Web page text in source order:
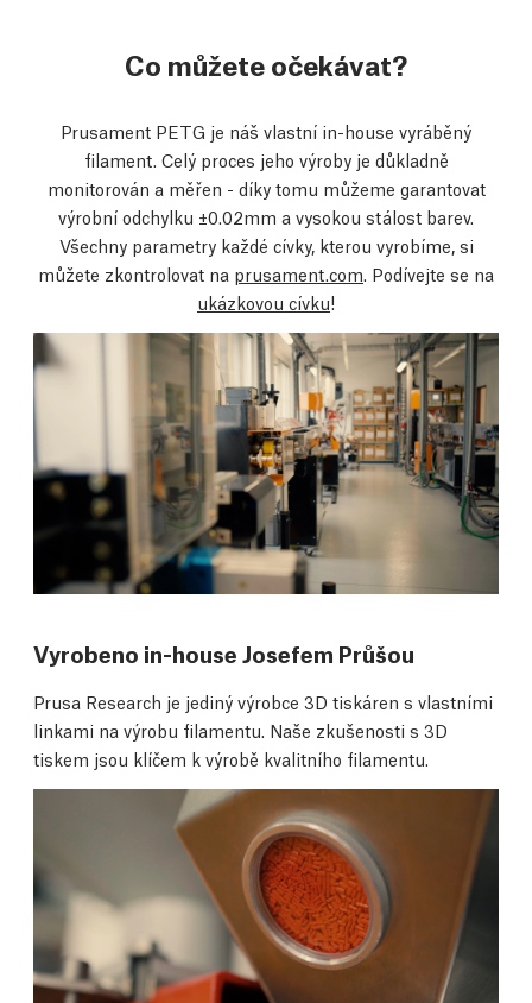
Co můžete očekávat?
Prusament PETG je náš vlastní in-house vyráběný
filament. Celý proces jeho výroby je důkladně
monitorován a měřen - díky tomu můžeme garantovat
výrobní odchylku ±0.02mm a vysokou stálost barev.
Všechny parametry každé cívky, kterou vyrobíme, si
můžete zkontrolovat na prusament.com . Podívejte se na
ukázkovou cívku!
Vyrobeno in-house Josefem Průšou
Prusa Research je jediný výrobce 3D tiskáren s vlastními
linkami na výrobu filamentu. Naše zkušenosti s 3D
tiskem jsou klíčem k výrobě kvalitního filamentu.